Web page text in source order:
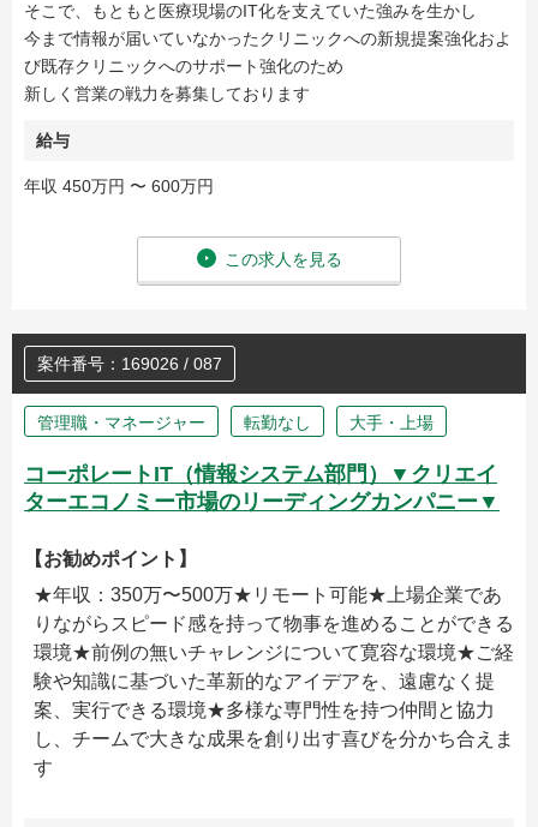
そこで、もともと医療現場のIT化を支えていた強みを生かし
今まで情報が届いていなかったクリニックへの新規提案強化およ
び既存クリニックへのサポート強化のため
新しく営業の戦力を募集しております
給与
年収 450万円 〜 600万円
この求人を見る
案件番号：169026 / 087
管理職・マネージャー 転勤なし 大手・上場
コーポレートIT（情報システム部門）▼クリエイ
ターエコノミー市場のリーディングカンパニー▼
【お勧めポイント】
★年収：350万〜500万★リモート可能★上場企業であ
りながらスピード感を持って物事を進めることができる
環境★前例の無いチャレンジについて寛容な環境★ご経
験や知識に基づいた革新的なアイデアを、遠慮なく提
案、実行できる環境★多様な専門性を持つ仲間と協力
し、チームで大きな成果を創り出す喜びを分かち合えま
す